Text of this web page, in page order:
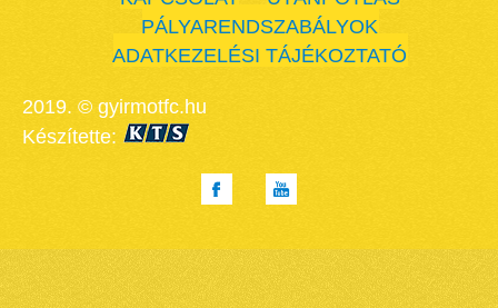
PÁLYARENDSZABÁLYOK
ADATKEZELÉSI TÁJÉKOZTATÓ
2019. © gyirmotfc.hu
Készítette: